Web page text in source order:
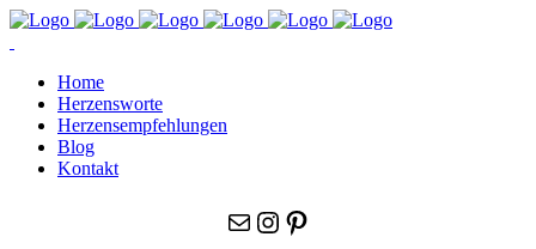
Home
Herzensworte
Herzensempfehlungen
Blog
Kontakt
E-MailInstagram
Pinterest